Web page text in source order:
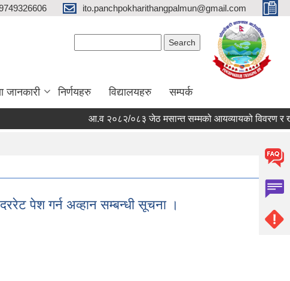
ito.panchpokharithangpalmun@gmail.com
जानकारी निर्णयहरु विद्यालयहरु सम्पर्क
आ.व २०८२/०८३ जेठ मसान्त सम्मको आयव्यायको विवरण र खर्चको
पेश गर्न अव्हान सम्बन्धी सूचना ।